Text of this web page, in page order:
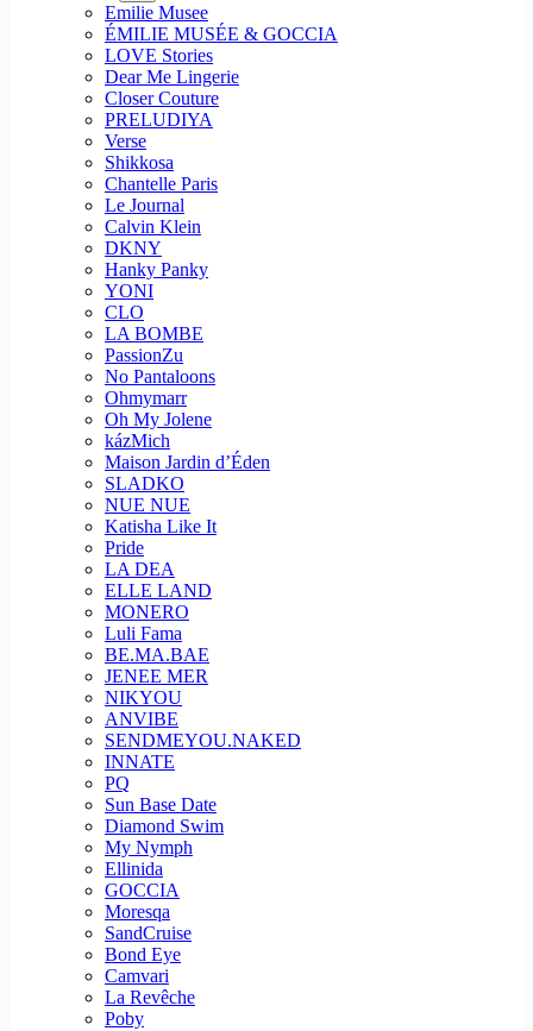
Emilie Musee
ÉMILIE MUSÉE & GOCCIA
LOVE Stories
Dear Me Lingerie
Closer Couture
PRELUDIYA
Verse
Shikkosa
Chantelle Paris
Le Journal
Calvin Klein
DKNY
Hanky Panky
YONI
CLO
LA BOMBE
PassionZu
No Pantaloons
Ohmymarr
Oh My Jolene
kázMich
Maison Jardin d’Éden
SLADKO
NUE NUE
Katisha Like It
Pride
LA DEA
ELLE LAND
MONERO
Luli Fama
BE.MA.BAE
JENEE MER
NIKYOU
ANVIBE
SENDMEYOU.NAKED
INNATE
PQ
Sun Base Date
Diamond Swim
My Nymph
Ellinida
GOCCIA
Moresqa
SandCruise
Bond Eye
Camvari
La Revêche
Poby